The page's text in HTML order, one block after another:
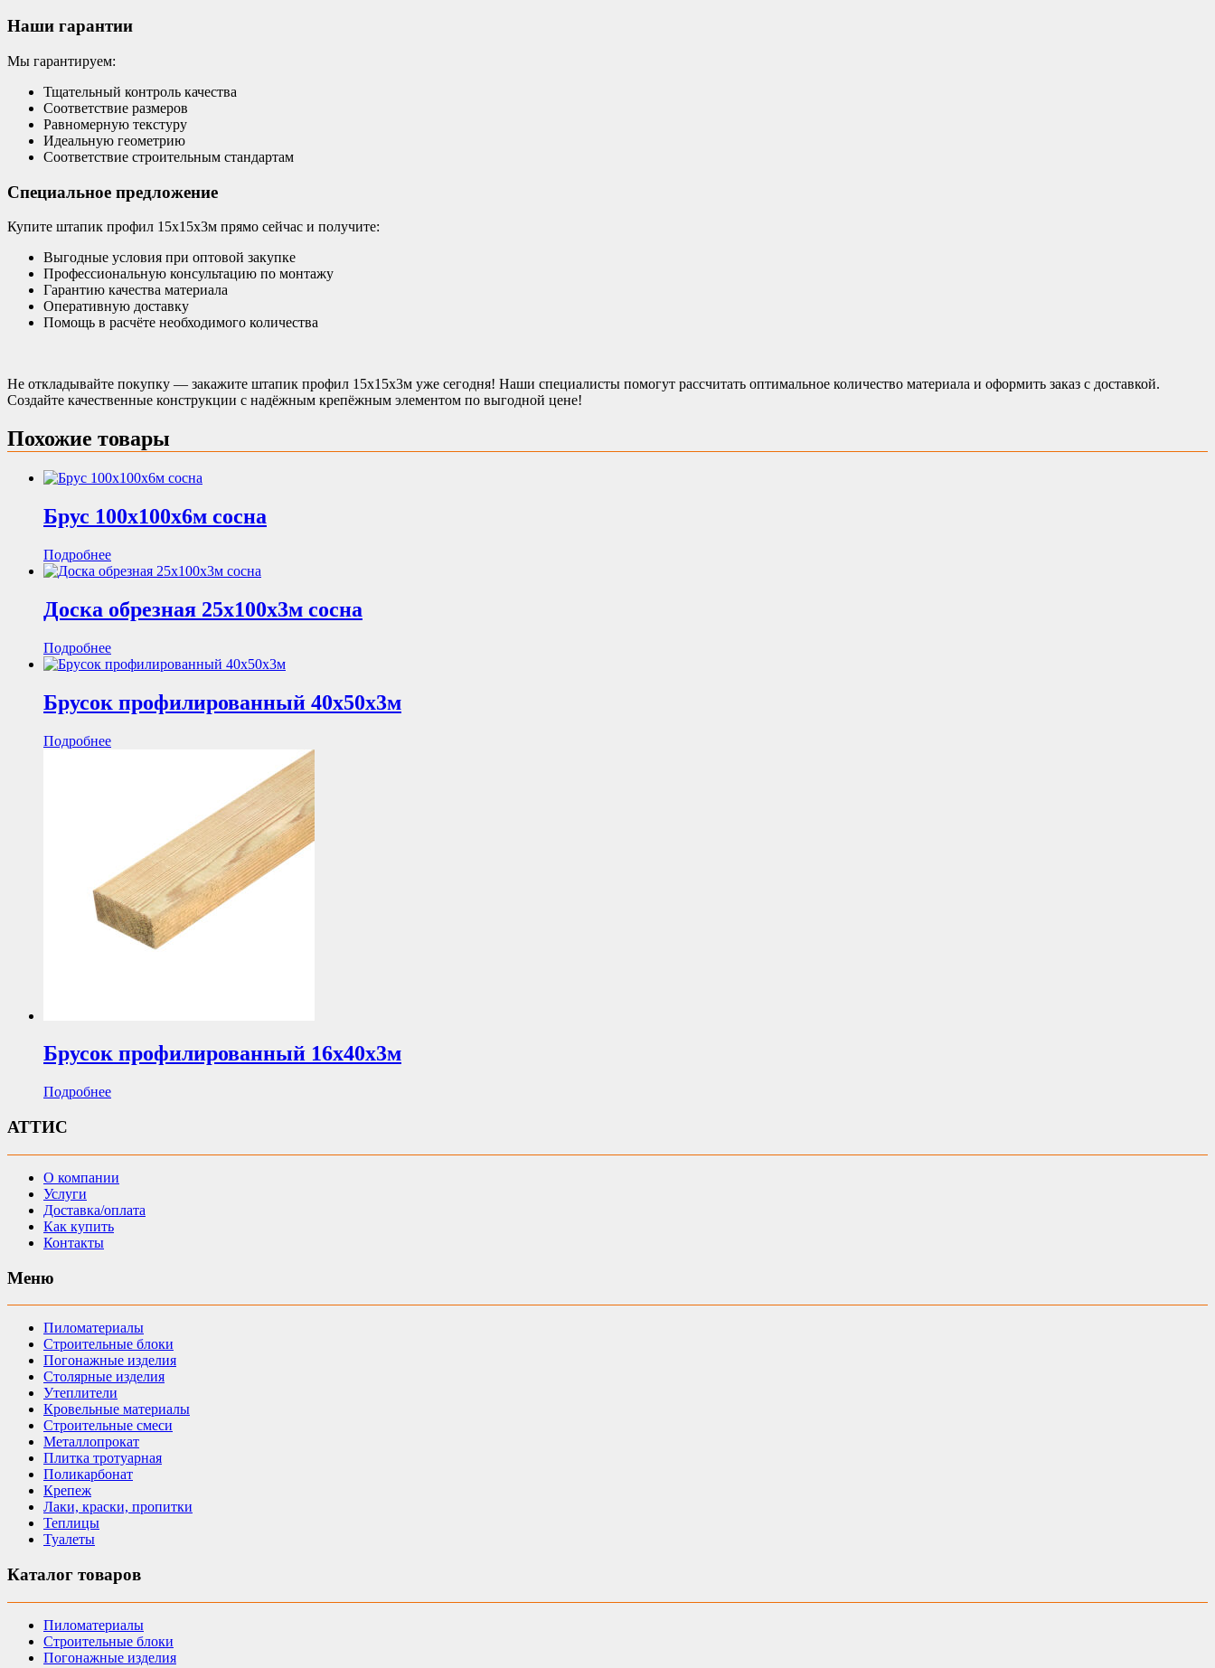
Наши гарантии
Мы гарантируем:
Тщательный контроль качества
Соответствие размеров
Равномерную текстуру
Идеальную геометрию
Соответствие строительным стандартам
Специальное предложение
Купите штапик профил 15х15х3м прямо сейчас и получите:
Выгодные условия при оптовой закупке
Профессиональную консультацию по монтажу
Гарантию качества материала
Оперативную доставку
Помощь в расчёте необходимого количества
Не откладывайте покупку — закажите штапик профил 15х15х3м уже сегодня! Наши специалисты помогут рассчитать оптимальное количество материала и оформить заказ с доставкой.
Создайте качественные конструкции с надёжным крепёжным элементом по выгодной цене!
Похожие товары
Брус 100х100х6м сосна
Подробнее
Доска обрезная 25х100х3м сосна
Подробнее
Брусок профилированный 40х50х3м
Подробнее
Брусок профилированный 16х40х3м
Подробнее
АТТИС
О компании
Услуги
Доставка/оплата
Как купить
Контакты
Меню
Пиломатериалы
Строительные блоки
Погонажные изделия
Столярные изделия
Утеплители
Кровельные материалы
Строительные смеси
Металлопрокат
Плитка тротуарная
Поликарбонат
Крепеж
Лаки, краски, пропитки
Теплицы
Туалеты
Каталог товаров
Пиломатериалы
Строительные блоки
Погонажные изделия